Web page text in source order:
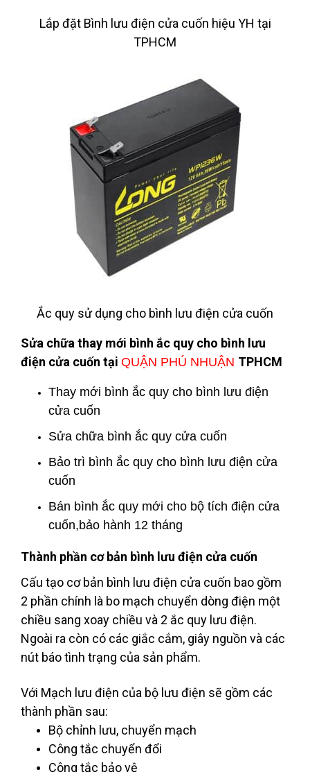
Lắp đặt Bình lưu điện cửa cuốn hiệu YH tại
TPHCM
Ắc quy sử dụng cho bình lưu điện cửa cuốn
Sửa chữa thay mới bình ắc quy cho bình lưu
điện cửa cuốn tại QUẬN PHÚ NHUẬN TPHCM
Thay mới bình ắc quy cho bình lưu điện
cửa cuốn
Sửa chữa bình ắc quy cửa cuốn
Bảo trì bình ắc quy cho bình lưu điện cửa
cuốn
Bán bình ắc quy mới cho bộ tích điện cửa
cuốn,bảo hành 12 tháng
Thành phần cơ bản bình lưu điện cửa cuốn
Cấu tạo cơ bản bình lưu điện cửa cuốn bao gồm
2 phần chính là bo mạch chuyển dòng điện một
chiều sang xoay chiều và 2 ắc quy lưu điện.
Ngoài ra còn có các giắc cắm, giây nguồn và các
nút báo tình trạng của sản phẩm.
Với Mạch lưu điện của bộ lưu điện sẽ gồm các
thành phần sau:
Bộ chỉnh lưu, chuyển mạch
Công tắc chuyển đổi
Công tắc bảo vệ